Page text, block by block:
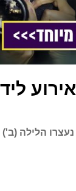
ליד
הלילה